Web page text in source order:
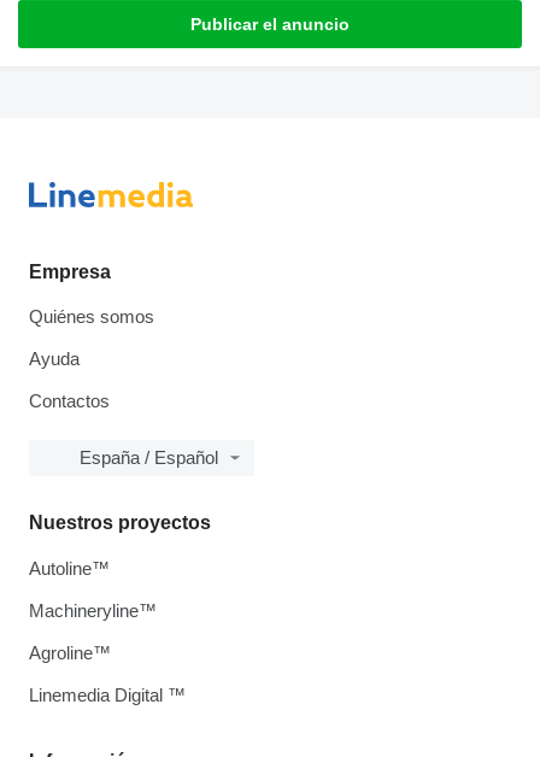
Publicar el anuncio
Empresa
Quiénes somos
Ayuda
Contactos
España / Español
Nuestros proyectos
Autoline™
Machineryline™
Agroline™
Linemedia Digital ™